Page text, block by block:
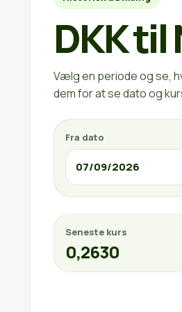
DKK
Vælg en periode og se,
dem for at se dato og
Fra dato
Seneste kurs
0,2630